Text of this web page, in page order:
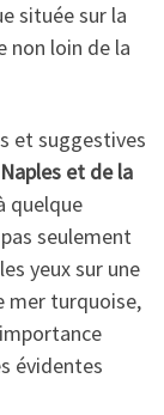
située sur la
non loin de la
et suggestives
et de la
quelque
seulement
yeux sur une
mer turquoise,
évidentes